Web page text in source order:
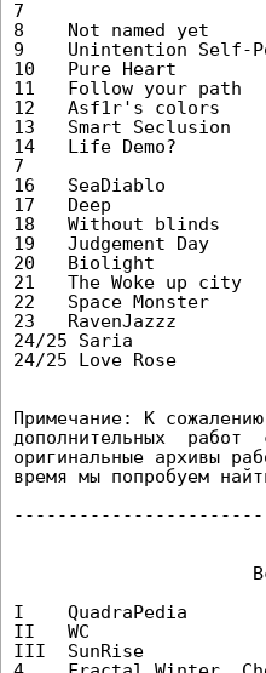
7
8    Not named yet
9    Unintention
10   Pure Heart
11   Follow your
12   Asf1r's colors
13   Smart Seclusion
14   Life Demo?
7
16   SeaDiablo
17   Deep
18   Without blinds
19   Judgement Day
20   Biolight
21   The Woke up
22   Space Monster
23   RavenJazzz
24/25 Saria
24/25 Love Rose
Примечание: К
дополнительных
оригинальные архивы
время мы попробуем
I    QuadraPedia
II   WC
III  SunRise